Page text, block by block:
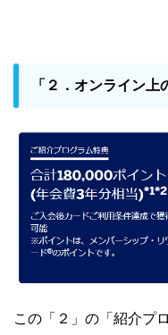
「２．オンライン上
この「２」の「紹介プ